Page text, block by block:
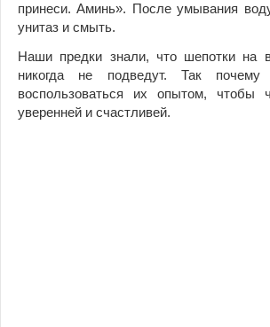
принеси. Аминь». После умывания
унитаз и смыть.
Наши предки знали, что шепотки на
никогда не подведут. Так
воспользоваться их опытом, чтобы
уверенней и счастливей.